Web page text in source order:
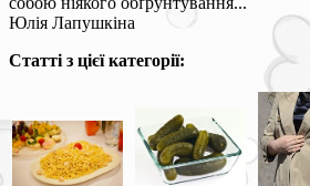
Юлія Лапушкіна
Статті з цієї категорії: